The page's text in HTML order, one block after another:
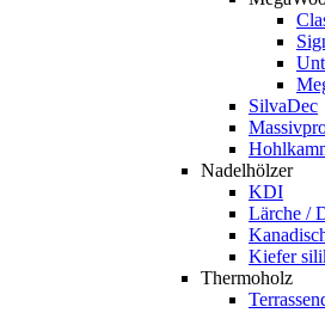
SilvaDec
Nadelhölzer
KDI
Lärche /
Kiefer
Thermoholz